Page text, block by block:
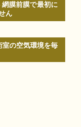
膜前膜で最初に
ん
の空気環境を毎